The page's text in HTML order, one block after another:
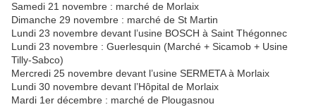
Samedi 21 novembre : marché de Morlaix
Dimanche 29 novembre : marché de St Martin
Lundi 23 novembre devant l’usine BOSCH à Saint Thégonnec
Lundi 23 novembre : Guerlesquin (Marché + Sicamob + Usine
Tilly-Sabco)
Mercredi 25 novembre devant l’usine SERMETA à Morlaix
Lundi 30 novembre devant l’Hôpital de Morlaix
Mardi 1er décembre : marché de Plougasnou